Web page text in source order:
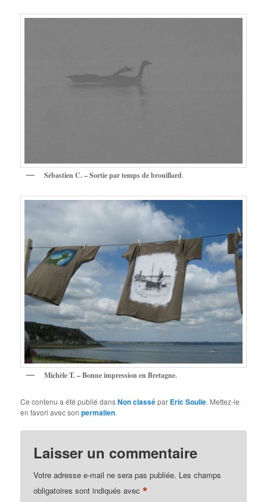
Sébastien C. – Sortie par temps de brouillard.
Michèle T. – Bonne impression en Bretagne.
Ce contenu a été publié dansNon classépar Eric Soulie. Mettez-le
en favori avec sonpermalien.
Laisser un commentaire
Votre adresse e-mail ne sera pas publiée. Les champs
obligatoires sont indiqués avec*